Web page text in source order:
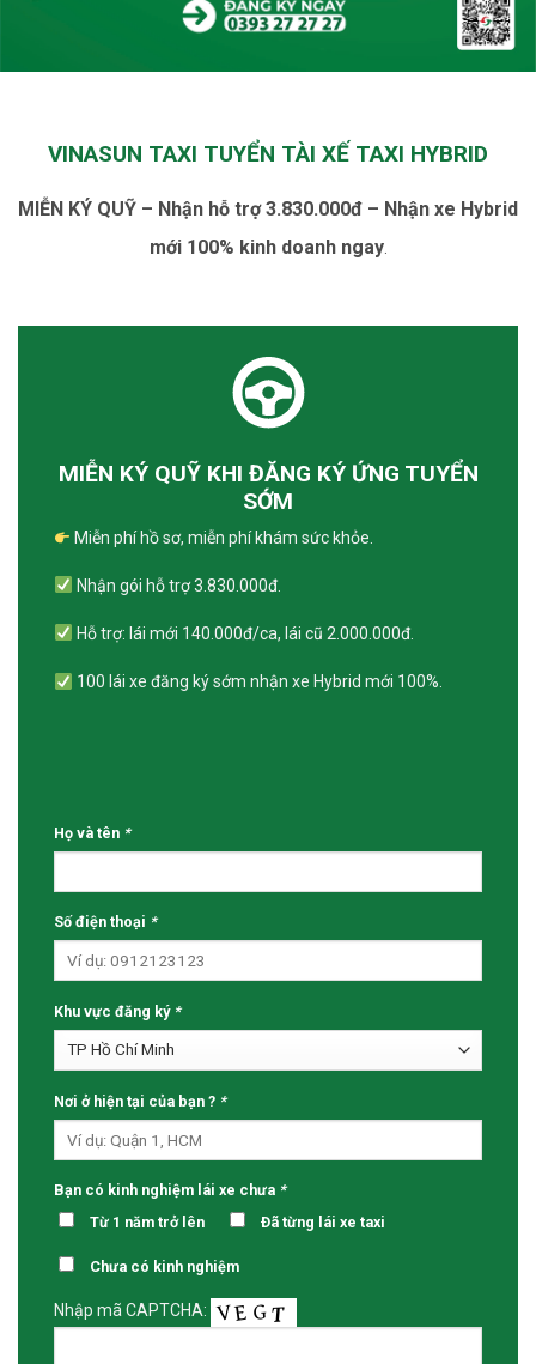
VINASUN TAXI TUYỂN TÀI XẾ TAXI HYBRID
MIỄN KÝ QUỸ – Nhận hỗ trợ 3.830.000đ – Nhận xe Hybrid
mới 100% kinh doanh ngay.
MIỄN KÝ QUỸ KHI ĐĂNG KÝ ỨNG TUYỂN
SỚM
Miễn phí hồ sơ, miễn phí khám sức khỏe.
Nhận gói hỗ trợ 3.830.000đ.
Hỗ trợ: lái mới 140.000đ/ca, lái cũ 2.000.000đ.
100 lái xe đăng ký sớm nhận xe Hybrid mới 100%.
Họ và tên *
Số điện thoại *
Khu vực đăng ký *
Nơi ở hiện tại của bạn ? *
Bạn có kinh nghiệm lái xe chưa *
Từ 1 năm trở lên
Đã từng lái xe taxi
Chưa có kinh nghiệm
Nhập mã CAPTCHA: